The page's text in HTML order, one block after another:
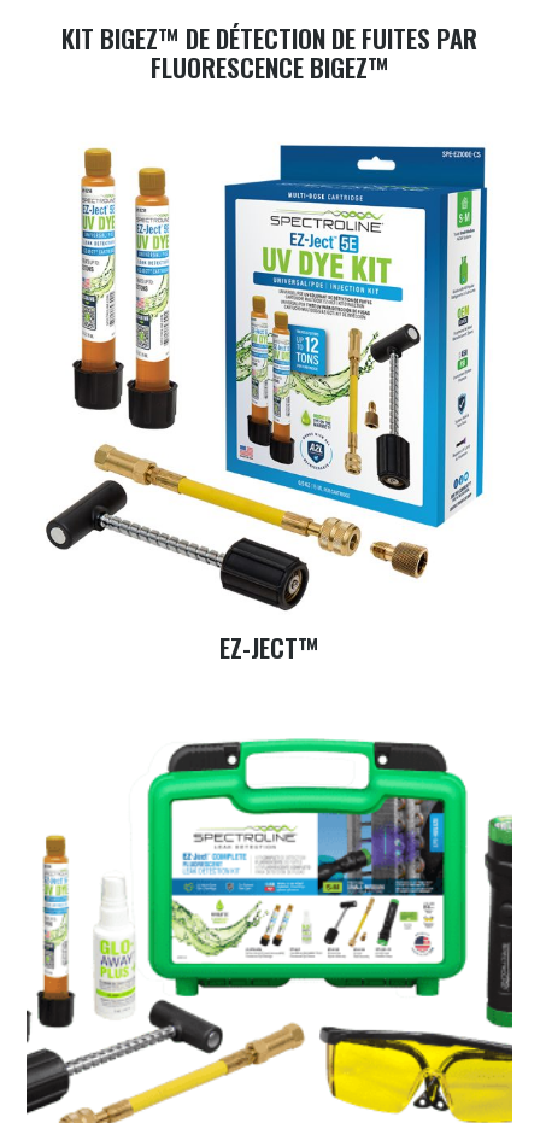
KIT BIGEZ™ DE DÉTECTION DE FUITES PAR
FLUORESCENCE BIGEZ™
EZ-JECT™